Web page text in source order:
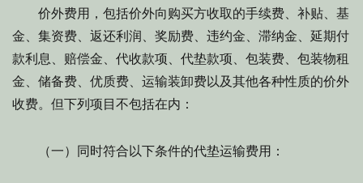
价外费用，包括价外向购买方收取的手续费、补贴、基
金、集资费、返还利润、奖励费、违约金、滞纳金、延期付
款利息、赔偿金、代收款项、代垫款项、包装费、包装物租
金、储备费、优质费、运输装卸费以及其他各种性质的价外
收费。但下列项目不包括在内：
（一）同时符合以下条件的代垫运输费用：